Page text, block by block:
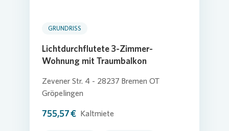
GRUNDRISS
Lichtdurchflutete 3-Zimmer-
Wohnung mit Traumbalkon
Zevener Str. 4 - 28237 Bremen OT
Gröpelingen
755,57 € Kaltmiete